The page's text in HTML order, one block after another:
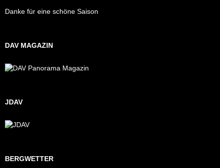
Danke für eine schöne Saison
DAV MAGAZIN
JDAV
BERGWETTER